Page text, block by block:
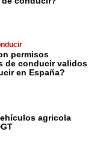
permisos
de conducir validos
en España?
agricola